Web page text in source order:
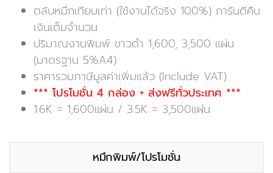
฿2,600
ตลับหมึกเทียบเท่า (ใช้งานได้จริง 100%) การันตีคืน
เงินเต็มจำนวน
ปริมาณงานพิมพ์ ขาวดำ 1,600, 3,500 แผ่น
(มาตรฐาน 5%A4)
ราคารวมภาษีมูลค่าเพิ่มแล้ว (Include VAT)
*** โปรโมชั่น 4 กล่อง + ส่งฟรีทั่วประเทศ ***
1.6K = 1,600แผ่น / 3.5K = 3,500แผ่น
หมึกพิมพ์/โปรโมชั่น